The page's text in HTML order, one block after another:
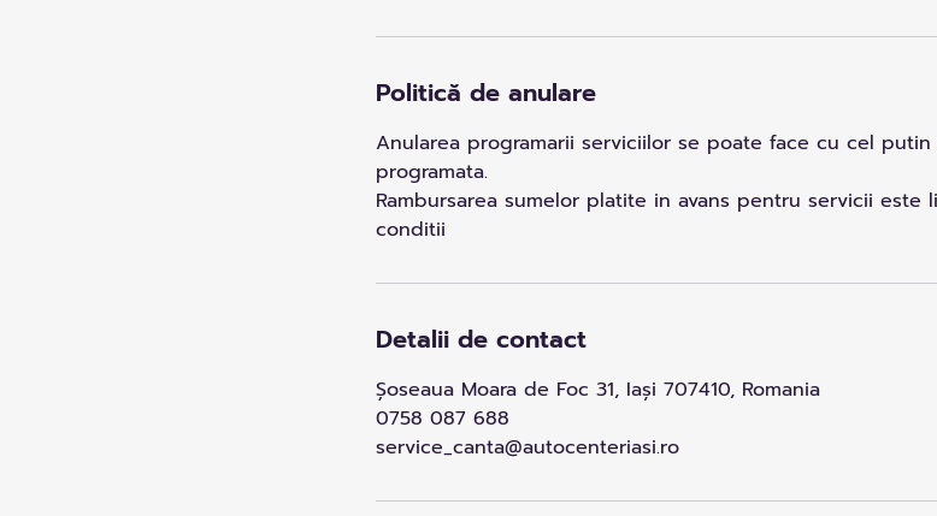
Politică de anulare
Anularea programarii serviciilor se poate face cu cel
programata.
Rambursarea sumelor platite in avans pentru servicii este
conditii
Detalii de contact
Șoseaua Moara de Foc 31, Iași 707410, Romania
0758 087 688
service_canta@autocenteriasi.ro